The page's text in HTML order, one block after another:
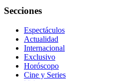
Secciones
Espectáculos
Actualidad
Internacional
Exclusivo
Horóscopo
Cine y Series